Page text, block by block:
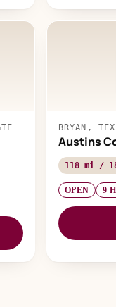
BRYAN,
Austins
118 mi /
OPEN 9